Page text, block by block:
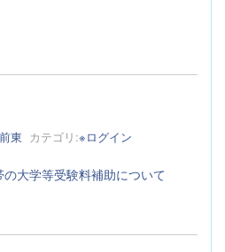
前東 カテゴリ:※ログイン
大学等受験料補助について